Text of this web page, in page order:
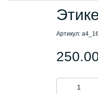
Артикул: a4_16